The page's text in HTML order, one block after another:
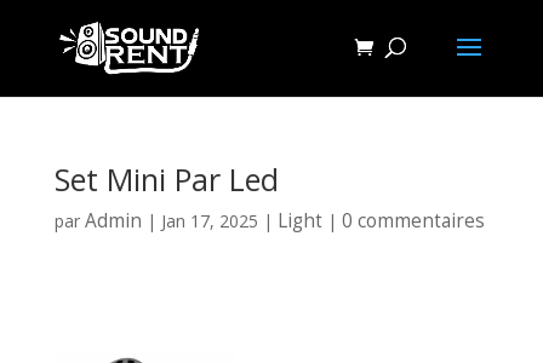
Set Mini Par Led
par Admin | Jan 17, 2025 | Light| 0 commentaires